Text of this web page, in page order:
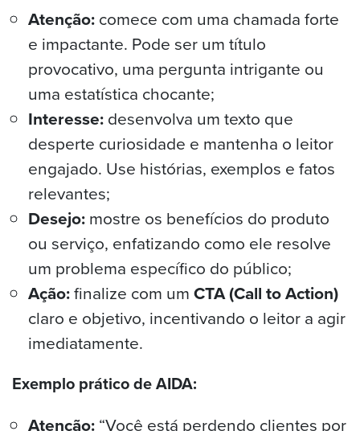
Atenção:comece com uma chamada forte
e impactante. Pode ser um título
provocativo, uma pergunta intrigante ou
uma estatística chocante;
Interesse:desenvolva um texto que
desperte curiosidade e mantenha o leitor
engajado. Use histórias, exemplos e fatos
relevantes;
Desejo:mostre os benefícios do produto
ou serviço, enfatizando como ele resolve
um problema específico do público;
Ação:finalize com umCTA (Call to Action)
claro e objetivo, incentivando o leitor a agir
imediatamente.
Exemplo prático de AIDA:
Atenção:“Você está perdendo clientes por